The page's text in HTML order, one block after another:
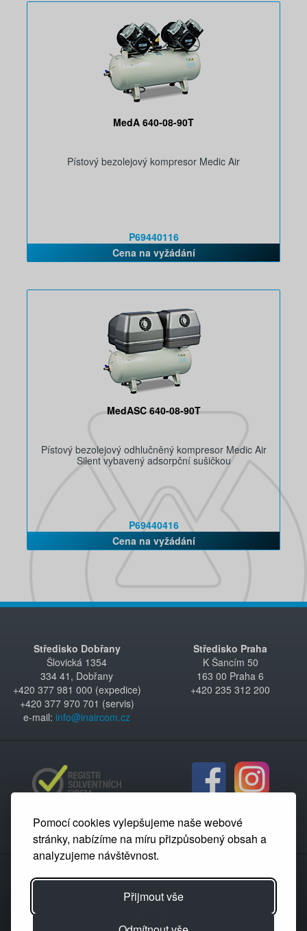
Pomocí cookies vylepšujeme naše webové
stránky, nabízíme na míru přizpůsobený obsah a
analyzujeme návštěvnost.
Přijmout vše
MedA 640-08-90T
Pístový bezolejový kompresor Medic Air
P69440116
Cena na vyžádání
MedASC 640-08-90T
Pístový bezolejový odhlučněný kompresor Medic Air
Silent vybavený adsorpční sušičkou
P69440416
Cena na vyžádání
Středisko Dobřany
Šlovická 1354
334 41, Dobřany
+420 377 981 000 (expedice)
+420 377 970 701 (servis)
e-mail: info@inaircom.cz
Středisko Praha
K Šancím 50
163 00 Praha 6
+420 235 312 200
Partnerský portál